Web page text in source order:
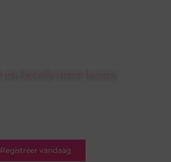
Registreer vandaag